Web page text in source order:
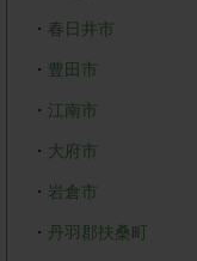
・ 春日井市
・ 豊田市
・ 江南市
・ 大府市
・ 岩倉市
・ 丹羽郡扶桑町